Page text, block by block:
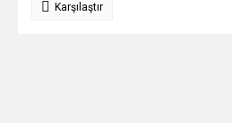
Karşılaştır